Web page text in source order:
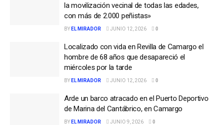
la movilización vecinal de todas las edades,
con más de 2.000 peñistas»
BY EL MIRADOR JUNIO 12, 2026 0
Localizado con vida en Revilla de Camargo el
hombre de 68 años que desapareció el
miércoles por la tarde
BY EL MIRADOR JUNIO 12, 2026 0
Arde un barco atracado en el Puerto Deportivo
de Marina del Cantábrico, en Camargo
BY EL MIRADOR JUNIO 9, 2026 0